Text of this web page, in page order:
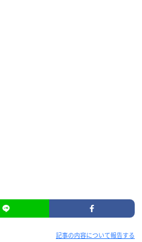
記事の内容について報告する